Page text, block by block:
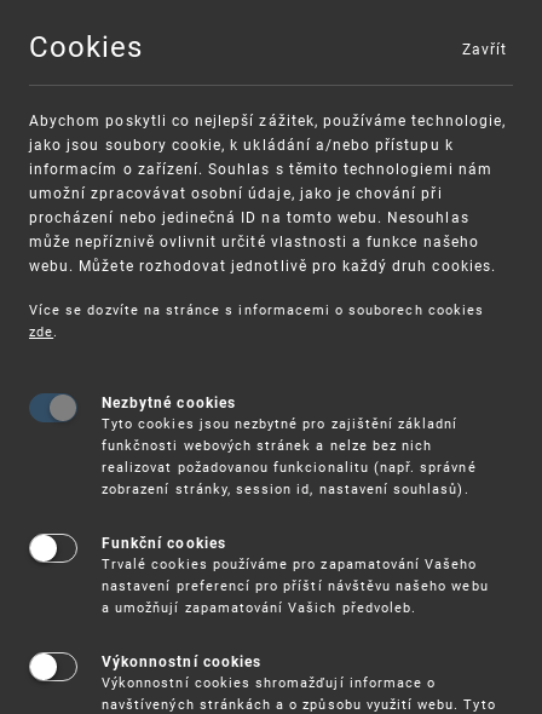
MENU
VAROVÁNÍ
Finanční podpora
Vynálezy / Patenty
Užitnévzory
Cookies
Abychom poskytli co nejlepší zážitek, používáme technologie,
jako jsou soubory cookie, k ukládání a/nebo přístupu k
informacím o zařízení. Souhlas s těmito technologiemi nám
umožní zpracovávat osobní údaje, jako je chování při
procházení nebo jedinečná ID na tomto webu. Nesouhlas
může nepříznivě ovlivnit určité vlastnosti a funkce našeho
webu. Můžete rozhodovat jednotlivě pro každý druh cookies.
Více se dozvíte na stránce s informacemi o souborech cookies
zde.
Nezbytné cookies
Tyto cookies jsou nezbytné pro zajištění základní
funkčnosti webových stránek a nelze bez nich
realizovat požadovanou funkcionalitu (např. správné
zobrazení stránky, session id, nastavení souhlasů).
Funkční cookies
Trvalé cookies používáme pro zapamatování Vašeho
nastavení preferencí pro příští návštěvu našeho webu
a umožňují zapamatování Vašich předvoleb.
Výkonnostní cookies
Výkonnostní cookies shromažďují informace o
navštívených stránkách a o způsobu využití webu. Tyto
Zavřít